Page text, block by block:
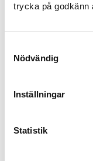
trycka på godkänn
Nödvändig
Inställningar
Statistik
Minsta beställning: 0.5